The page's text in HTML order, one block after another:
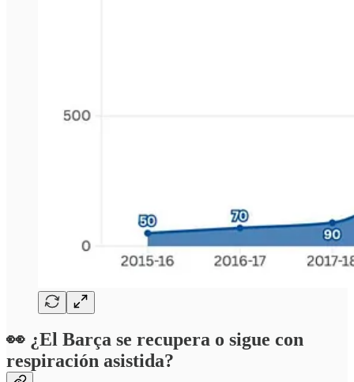
👀 ¿El Barça se recupera o sigue con
respiración asistida?